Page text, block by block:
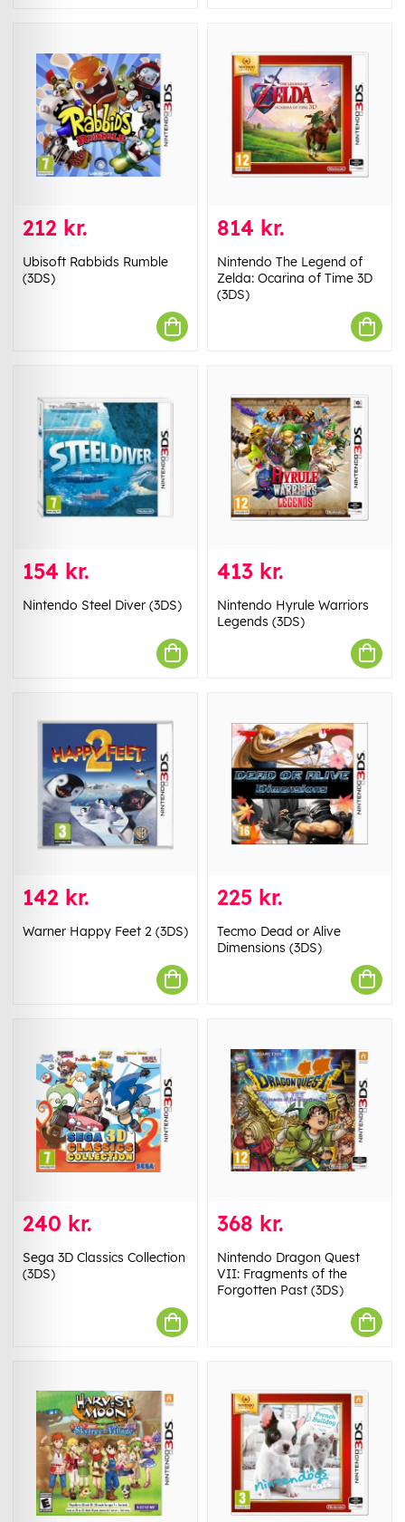
212 kr.
Ubisoft Rabbids Rumble
(3DS)
814 kr.
Nintendo The Legend of
Zelda: Ocarina of Time 3D
(3DS)
154 kr.
Nintendo Steel Diver (3DS)
413 kr.
Nintendo Hyrule Warriors
Legends (3DS)
142 kr.
Warner Happy Feet 2 (3DS)
225 kr.
Tecmo Dead or Alive
Dimensions (3DS)
240 kr.
Sega 3D Classics Collection
(3DS)
368 kr.
Nintendo Dragon Quest
VII: Fragments of the
Forgotten Past (3DS)